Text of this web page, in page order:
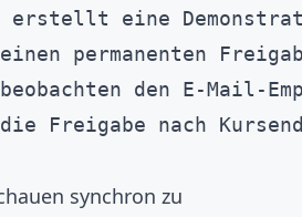
erstellt eine
permanenten
den E-Mail-
synchron zu